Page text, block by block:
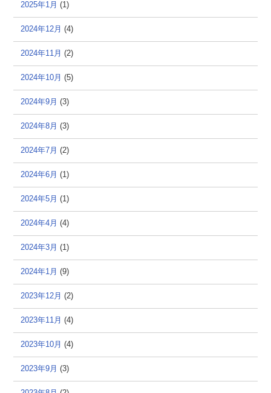
2025年1月 (1)
2024年12月 (4)
2024年11月 (2)
2024年10月 (5)
2024年9月 (3)
2024年8月 (3)
2024年7月 (2)
2024年6月 (1)
2024年5月 (1)
2024年4月 (4)
2024年3月 (1)
2024年1月 (9)
2023年12月 (2)
2023年11月 (4)
2023年10月 (4)
2023年9月 (3)